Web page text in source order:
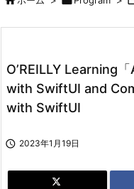
O’REILLY Learning
with SwiftUI and
with SwiftUI
 2023年1月19日